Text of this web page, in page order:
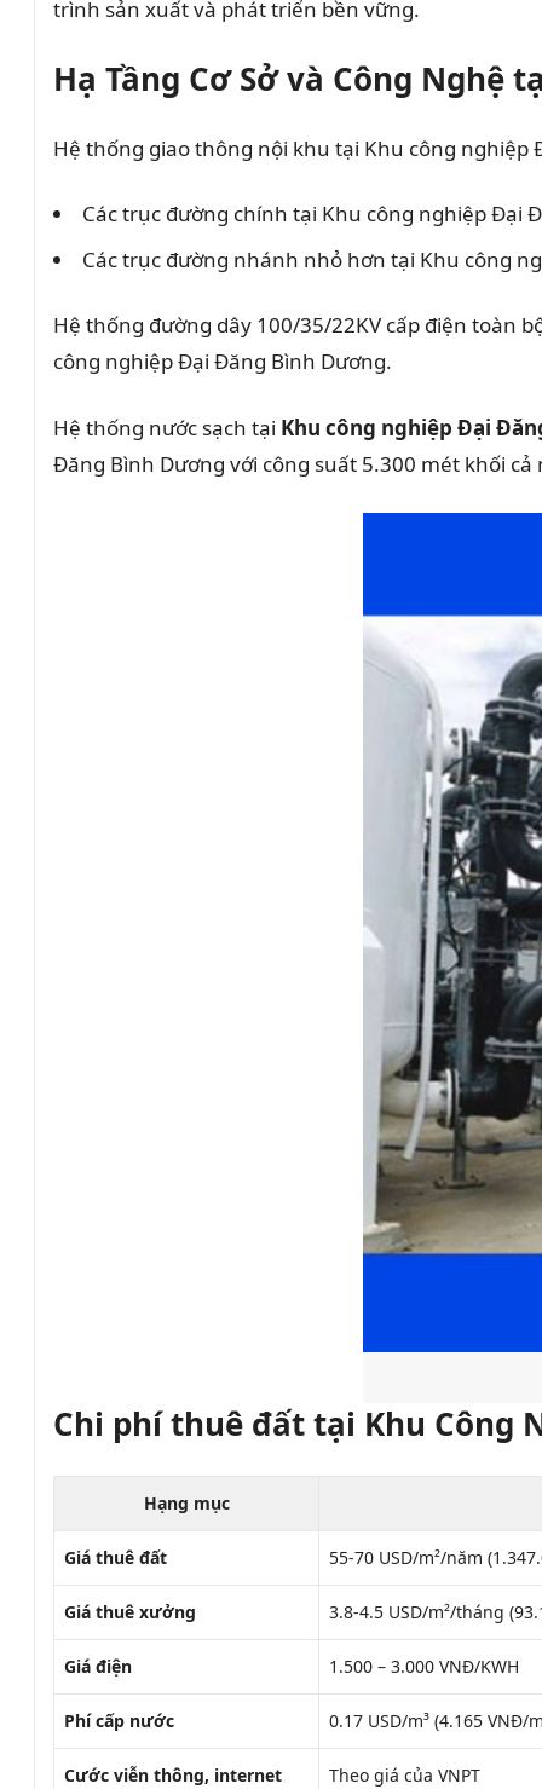
trình sản xuất và phát triển bền vững.
Hạ Tầng Cơ Sở và Công Nghệ
Hệ thống giao thông nội khu tại Khu công
Các trục đường chính tại Khu công nghiệp Đại
Các trục đường nhánh nhỏ hơn tại Khu công
Hệ thống đường dây 100/35/22KV cấp điện toàn
công nghiệp Đại Đăng Bình Dương.
Hệ thống nước sạch tại Khu công nghiệp Đại
Đăng Bình Dương với công suất 5.300 mét khối cả
Chi phí thuê đất tại Khu Công
Hạng mục
Giá thuê đất 55-70 USD/m²/năm
Giá thuê xưởng 3.8-4.5 USD/m²/tháng
Giá điện 1.500 – 3.000 VNĐ/KWH
Phí cấp nước 0.17 USD/m³ (4.165 VNĐ/
Cước viễn thông, internet Theo giá của VNPT